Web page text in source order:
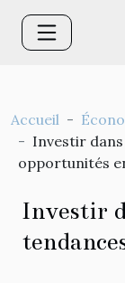
Accueil
Investir
opportunités
Investir